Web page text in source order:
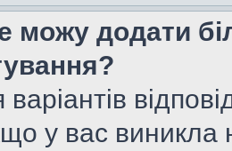
можу додати
у вас виникла